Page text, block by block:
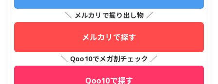
＼ メルカリで掘り出し物 ／
メルカリで探す
＼ Qoo10でメガ割チェック ／
Qoo10で探す